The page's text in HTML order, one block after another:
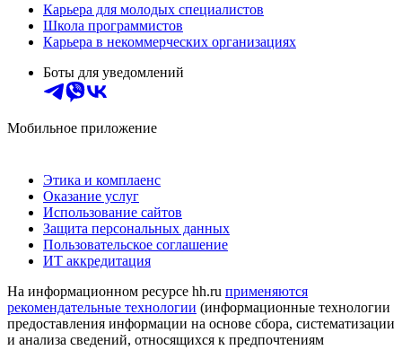
Карьера для молодых специалистов
Школа программистов
Карьера в некоммерческих организациях
Боты для уведомлений
Мобильное приложение
Этика и комплаенс
Оказание услуг
Использование сайтов
Защита персональных данных
Пользовательское соглашение
ИТ аккредитация
На информационном ресурсе hh.ru применяются
рекомендательные технологии (информационные технологии
предоставления информации на основе сбора, систематизации
и анализа сведений, относящихся к предпочтениям